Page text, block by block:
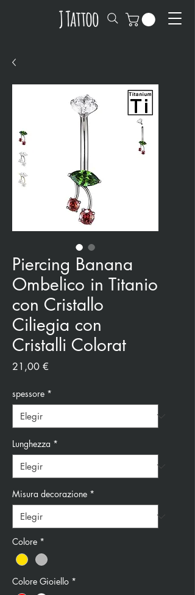
Piercing Banana
Ombelico in Titanio
con Cristallo
Ciliegia con
Cristalli Colorat
21,00 €
spessore *
Lunghezza *
Misura decorazione *
Colore *
Colore Gioiello *